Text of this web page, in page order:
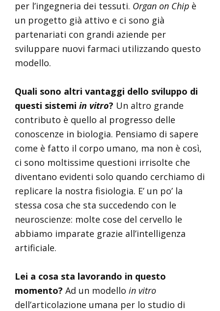
per l’ingegneria dei tessuti. Organ on Chipè
un progetto già attivo e ci sono già
partenariati con grandi aziende per
sviluppare nuovi farmaci utilizzando questo
modello.
Quali sono altri vantaggi dello sviluppo di
questi sistemi in vitro? Un altro grande
contributo è quello al progresso delle
conoscenze in biologia. Pensiamo di sapere
come è fatto il corpo umano, ma non è così,
ci sono moltissime questioni irrisolte che
diventano evidenti solo quando cerchiamo di
replicare la nostra fisiologia. E’ un po’ la
stessa cosa che sta succedendo con le
neuroscienze: molte cose del cervello le
abbiamo imparate grazie all’intelligenza
artificiale.
Lei a cosa sta lavorando in questo
momento? Ad un modello in vitro
dell’articolazione umana per lo studio di